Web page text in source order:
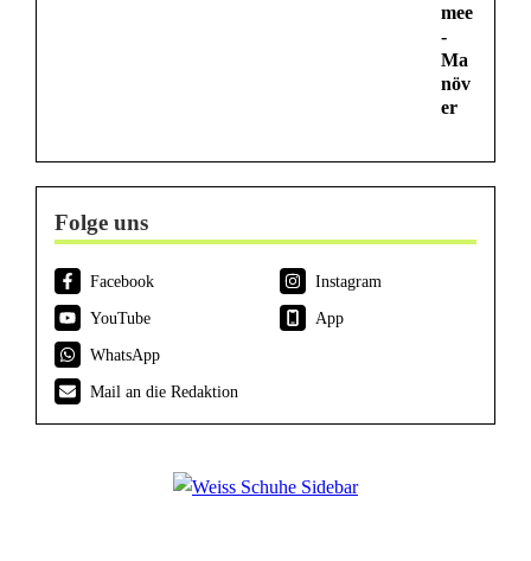
mee
-
Ma
növ
er
Folge uns
Facebook
Instagram
YouTube
App
WhatsApp
Mail an die Redaktion